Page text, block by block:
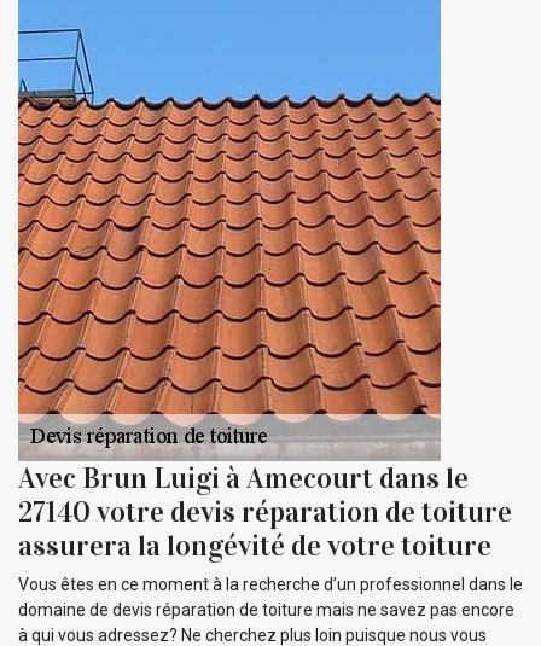
Avec Brun Luigi à Amecourt dans le
27140 votre devis réparation de toiture
assurera la longévité de votre toiture
Vous êtes en ce moment à la recherche d’un professionnel dans le
domaine de devis réparation de toiture mais ne savez pas encore
à qui vous adressez? Ne cherchez plus loin puisque nous vous